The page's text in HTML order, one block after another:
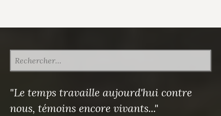
"Le temps travaille aujourd'hui contre
nous, témoins encore vivants..."